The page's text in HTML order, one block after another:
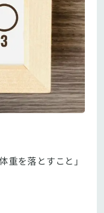
重を落とすこと」